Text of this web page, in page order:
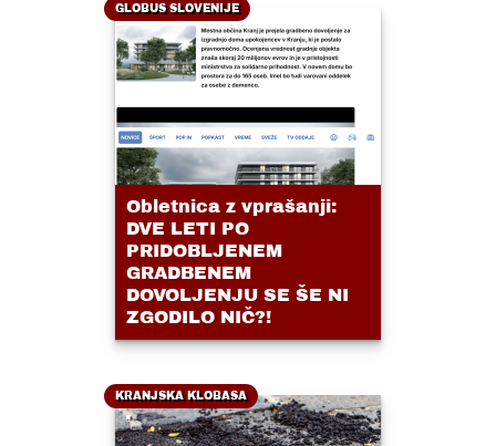
GLOBUS SLOVENIJE
Obletnica z vprašanji:
DVE LETI PO
PRIDOBLJENEM
GRADBENEM
DOVOLJENJU SE ŠE NI
ZGODILO NIČ?!
KRANJSKA KLOBASA